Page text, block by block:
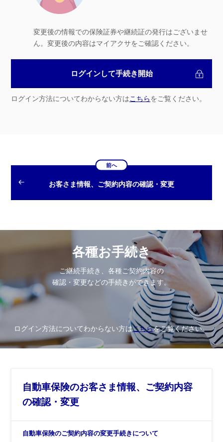
変更後の情報での保険証券や継続証の発行はございませ
ん。変更後の内容はマイアクサをご確認ください。
ログインして手続き開始
ログイン方法についてわからない方はこちらをご覧ください。
前へ
お客さま情報、ご契約内容の確認・変更
各種お手続き
ご継続手続き、各種ご契約内容の
確認・変更などの手続きができます。
ログイン方法についてわからない方はこちらをご覧ください。
自動車保険のお客さま情報、ご契約内容
の確認・変更
自動車保険のご契約内容の変更手続きについて